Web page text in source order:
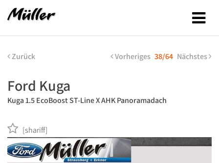
Zurück Vorheriges 38/64 Nächstes
Ford Kuga
Kuga 1.5 EcoBoost ST-Line X AHK Panoramadach
[shariff]